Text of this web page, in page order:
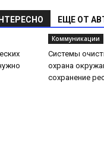
ЕЩЕ ОТ
Коммуникации
Системы
охрана
сохранение